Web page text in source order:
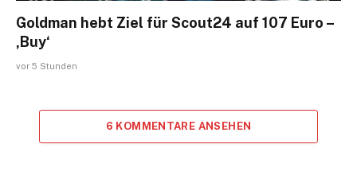
Goldman hebt Ziel für Scout24 auf 107 Euro –
‚Buy‘
vor 5 Stunden
6 KOMMENTARE ANSEHEN